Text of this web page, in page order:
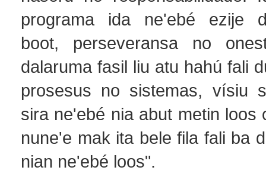
programa ida ne'ebé ezije
boot, perseveransa no
dalaruma fasil liu atu hahú fali
prosesus no sistemas, vísiu
sira ne'ebé nia abut metin loos
nune'e mak ita bele fila fali ba
nian ne'ebé loos".